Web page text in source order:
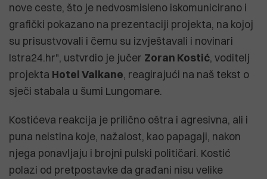
nove ceste, što je nedvosmisleno iskomunicirano i
grafički pokazano na prezentaciji projekta, na kojoj
su prisustvovali i čemu su izvještavali i novinari
Istra24.hr", ustvrdio je jučer Zoran Kostić, voditelj
projekta Hotel Valkane, reagirajući na naš tekst o
sječi stabala u šumi Lungomare.
Kostićeva reakcija je prilično oštra i agresivna, ali i
puna neistina koje, nažalost, kao papagaji, nakon
njega ponavljaju i brojni pulski političari. Kostić
polazi od pretpostavke da građani nisu velike